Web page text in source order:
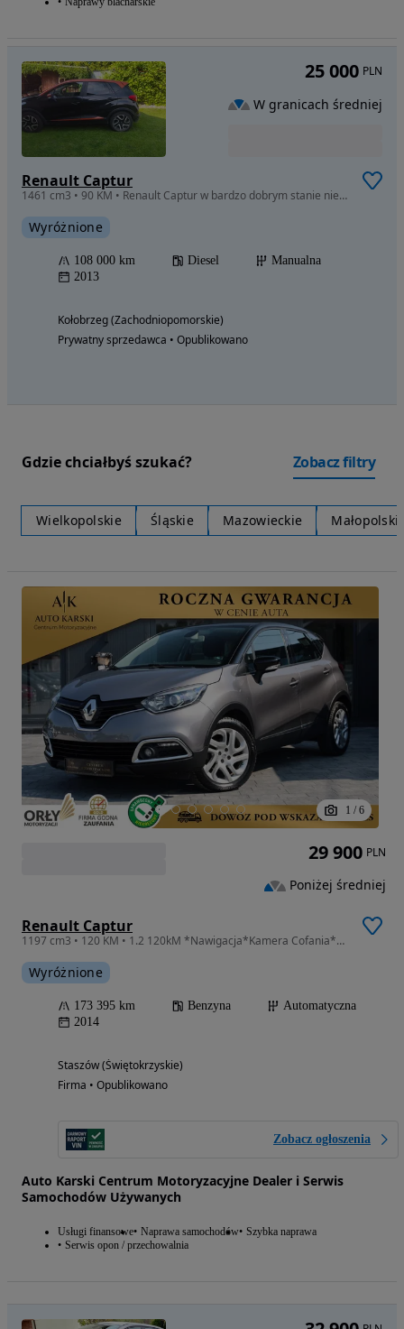
Renault Captur
1461 cm3 • 90 KM • Renault Captur w bardzo dobrym stanie nie wymaga nakładu finansowego
Wyróżnione
108 000 km Diesel
Manualna
2013
Kołobrzeg (Zachodniopomorskie)
Prywatny sprzedawca • Opublikowano
25 000 PLN
W granicach średniej
Gdzie chciałbyś szukać? Zobacz filtry
Wielkopolskie Śląskie Mazowieckie
1 / 6
Renault Captur
1197 cm3 • 120 KM • 1.2 120kM *Nawigacja*Kamera Cofania*Bluetooth*Klimatronic*Grzane Fotel
Wyróżnione
173 395 km Benzyna
Automatyczna
2014
Staszów (Świętokrzyskie)
Firma • Opublikowano
Zobacz ogłoszenia
Auto Karski Centrum Motoryzacyjne Dealer i Serwis
Samochodów Używanych
Usługi finansowe Naprawa samochodów Szybka naprawa
Serwis opon / przechowalnia
29 900 PLN
Poniżej średniej